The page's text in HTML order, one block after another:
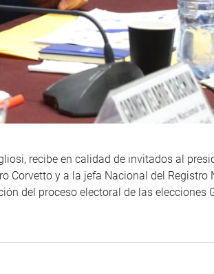
recibe en calidad de invitados al
Corvetto y a la jefa Nacional del
del proceso electoral de las elecciones